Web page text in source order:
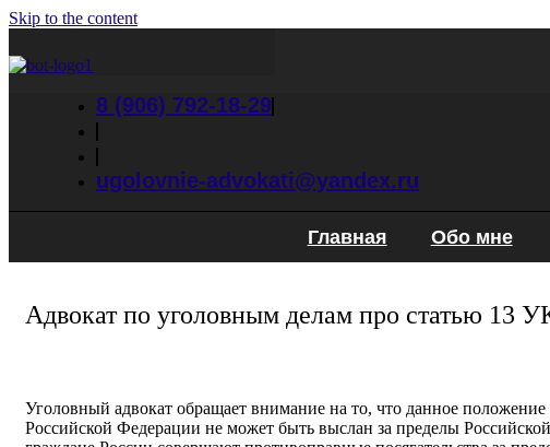
Skip to the content
8 (906) 792-18-29
ugolovnie-advokati@yandex.ru
Главная Обо мне
Адвокат по уголовным делам про статью 13
Уголовный адвокат обращает внимание на то, что данное
Российской Федерации не может быть выслан за пределы